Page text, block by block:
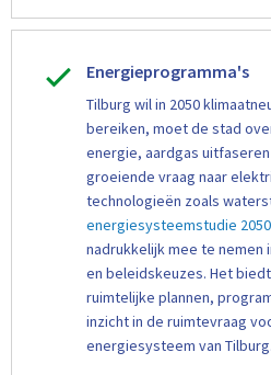
Energieprogramma's
Tilburg wil in 2050
bereiken, moet de stad
energie, aardgas
groeiende vraag naar
technologieën zoals
energiesysteemstudie 2050
nadrukkelijk mee te
en beleidskeuzes. Het
ruimtelijke plannen,
inzicht in de ruimtevraag
energiesysteem van Tilburg.